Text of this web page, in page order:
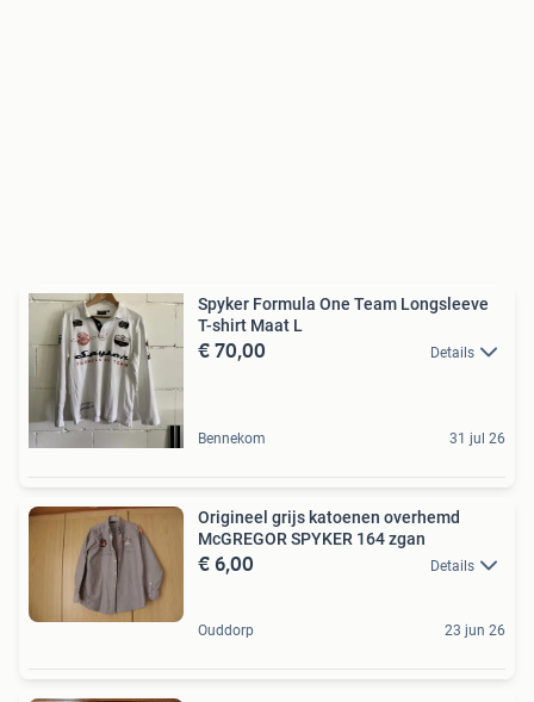
Spyker Formula One Team Longsleeve
T-shirt Maat L
€ 70,00 Details
Bennekom 31 jul 26
Origineel grijs katoenen overhemd
McGREGOR SPYKER 164 zgan
€ 6,00 Details
Ouddorp 23 jun 26